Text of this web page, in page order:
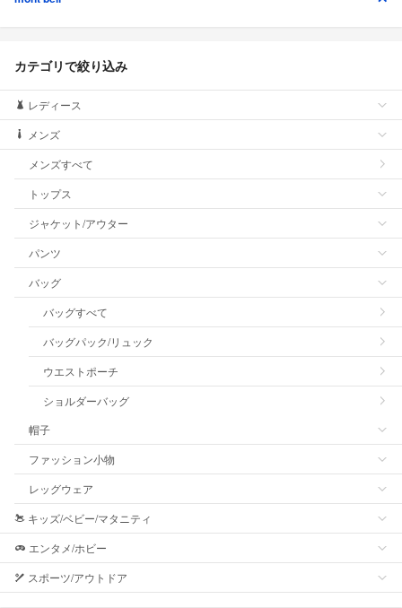
カテゴリで絞り込み
レディース
メンズ
メンズすべて
トップス
ジャケット/アウター
パンツ
バッグ
バッグすべて
バッグパック/リュック
ウエストポーチ
ショルダーバッグ
帽子
ファッション小物
レッグウェア
キッズ/ベビー/マタニティ
エンタメ/ホビー
スポーツ/アウトドア